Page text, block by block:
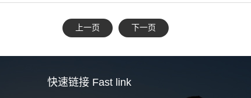
上一页 下一页
快速链接 Fast link